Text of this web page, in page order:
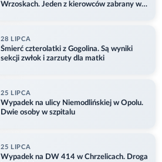
Wrzoskach. Jeden z kierowców zabrany w
28 LIPCA
Śmierć czterolatki z Gogolina. Są wyniki
sekcji zwłok i zarzuty dla matki
25 LIPCA
Wypadek na ulicy Niemodlińskiej w Opolu.
Dwie osoby w szpitalu
25 LIPCA
Wypadek na DW 414 w Chrzelicach. Droga